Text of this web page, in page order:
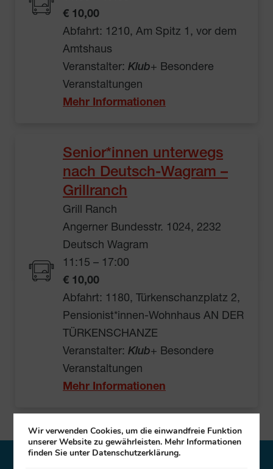
€ 10,00
Abfahrt: 1210, Am Spitz 1, vor dem
Amtshaus
Veranstalter: Klub+ Besondere
Veranstaltungen
Mehr Informationen
Senior*innen unterwegs
nach Deutsch-Wagram –
Grillranch
Grill Ranch
Angerner Bundesstr. 1024, 2232
Deutsch Wagram
11:15 – 17:00
€ 10,00
Abfahrt: 1180, Türkenschanzplatz 2,
Pensionist*innen-Wohnhaus AN DER
TÜRKENSCHANZE
Veranstalter: Klub+ Besondere
Veranstaltungen
Mehr Informationen
27. August 2026
Wir verwenden Cookies, um die einwandfreie Funktion
unserer Website zu gewährleisten. Mehr Informationen
finden Sie unter Datenschutzerklärung.